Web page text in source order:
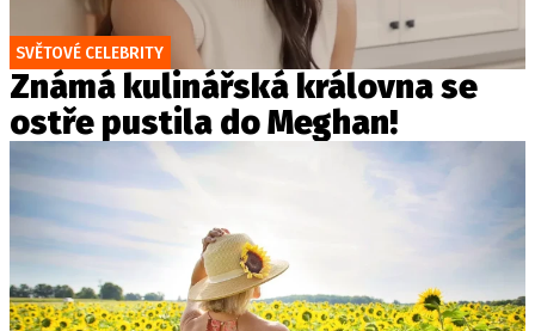
SVĚTOVÉ CELEBRITY
Známá kulinářská královna se
ostře pustila do Meghan!